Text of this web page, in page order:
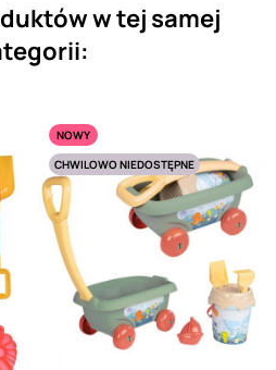
w tej samej
NOWY
CHWILOWO NIEDOSTĘPNE